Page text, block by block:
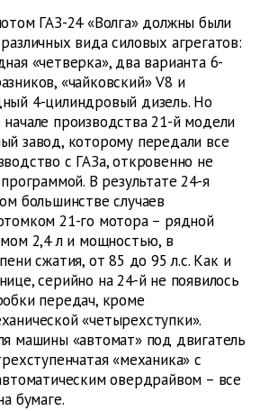
ГАЗ-24 «Волга» должны были
вида силовых агрегатов:
«четверка», два варианта 6-
«чайковский» V8 и
4-цилиндровый дизель. Но
производства 21-й модели
завод, которому передали все
с ГАЗа, откровенно не
В результате 24-я
большинстве случаев
21-го мотора – рядной
2,4 л и мощностью, в
сжатия, от 85 до 95 л.с. Как и
серийно на 24-й не появилось
передач, кроме
«четырехступки».
машины «автомат» под двигатель
«механика» с
овердрайвом – все
бумаге.